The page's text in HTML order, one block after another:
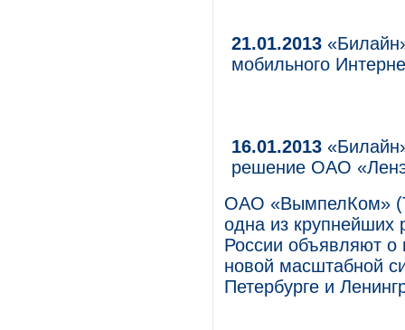
21.01.2013
мобильного
16.01.2013
решение ОАО
ОАО «ВымпелКом»
одна из крупнейших
России объявляют о
новой масштабной
Петербурге и